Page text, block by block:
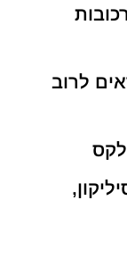
מכיל מעל 400 תרכובות
לרוב